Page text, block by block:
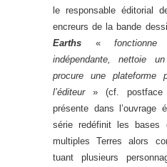
le responsable éditorial
encreurs de la bande
Earths «
indépendante, nettoie
procure une plateforme
l’éditeur» (cf. postface
présente dans l’ouvrage
série redéfinit les bases
multiples Terres alors
tuant plusieurs